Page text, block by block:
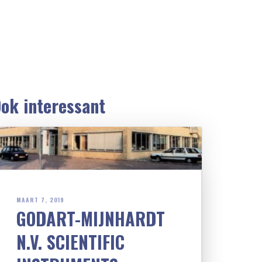
interessant
MAART 7, 2019
GODART-MIJNHARDT
N.V. SCIENTIFIC